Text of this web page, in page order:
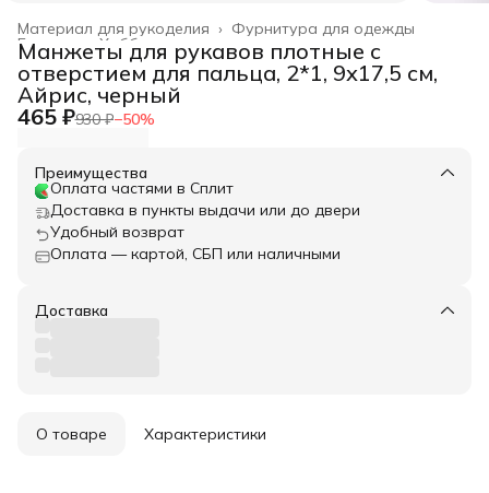
Фурнитура для одежды
Материал для рукоделия ›
Хобби и творчество ›
Главная ›
Манжеты для рукавов плотные с
отверстием для пальца, 2*1, 9х17,5 см,
Айрис, черный
465 ₽930 ₽−50%
Преимущества
Оплата частями в Сплит
Доставка в пункты выдачи или до двери
Удобный возврат
Оплата — картой, СБП или наличными
Доставка
О товаре Характеристики